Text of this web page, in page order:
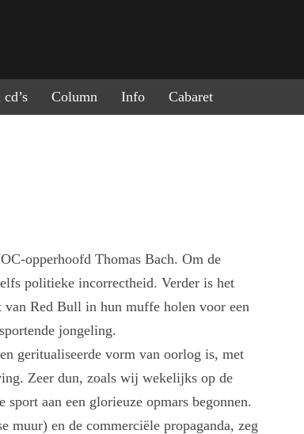
Column Info Cabaret
opperhoofd Thomas Bach. Om de
politieke incorrectheid. Verder is het
van Red Bull in hun muffe holen voor een
jongeling.
geritualiseerde vorm van oorlog is, met
Zeer dun, zoals wij wekelijks op de
aan een glorieuze opmars begonnen.
muur) en de commerciële propaganda, zeg